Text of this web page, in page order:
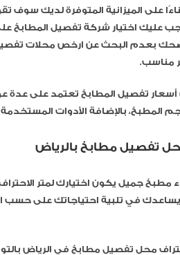
على الميزانية المتوفرة لديك سوف
عليك اختيار شركة تفصيل المطابخ
بعدم البحث عن ارخص محلات
مناسب.
أسعار تفصيل المطابخ تعتمد على عدة
بالإضافة الأدوات
تفصيل مطابخ بالرياض
مطبخ جميل يكون اختيارك لمتر
يساعدك في تلبية احتياجاتك على حسب
محل تفصيل مطابخ في الرياض